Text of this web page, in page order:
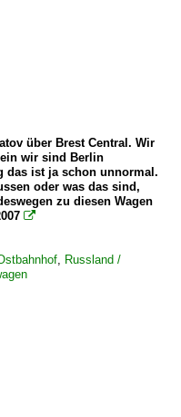
über Brest Central. Wir
wir sind Berlin
das ist ja schon unnormal.
oder was das sind,
zu diesen Wagen

, Russland /